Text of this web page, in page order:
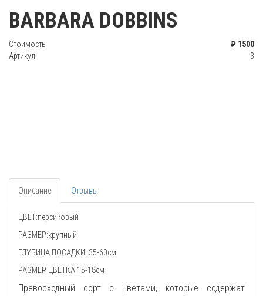
BARBARA DOBBINS
Стоимость
₽ 1500
Артикул:
3
Описание Отзывы
ЦВЕТ:персиковый
РАЗМЕР:крупный
ГЛУБИНА ПОСАДКИ: 35-60см
РАЗМЕР ЦВЕТКА:15-18см
Превосходный сорт с цветами, которые содержат